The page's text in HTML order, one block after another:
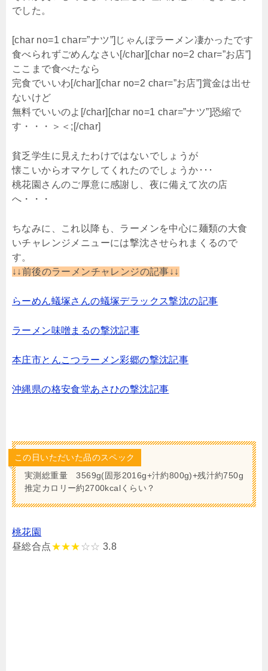
でした。
[char no=1 char=”ナツ”]じゃんぼラーメン凄かったです
食べられずごめんなさい[/char][char no=2 char=”お店”]
ここまで食べたなら
完食でいいわ[/char][char no=2 char=”お店”]賞金は出せ
ないけど
無料でいいのよ[/char][char no=1 char=”ナツ”]恐縮で
す・・・＞＜;[/char]
貧乏学生に見えたわけではないでしょうが
懐こいからオマケしてくれたのでしょうか･･･
桃花園さんのご厚意に感謝し、夜に備えて次の店
へ・・・
ちなみに、これ以降も、ラーメンを中心に麺類の大食
いチャレンジメニューには撃沈させられまくるので
す。
↓↓前後のラーメンチャレンジの記事↓↓
らーめん蟻塚さんの蟻塚デラックス撃沈の記事
ラーメン味噌まるの撃沈記事
本庄市とんこつラーメン彩郷の撃沈記事
沖縄県の格安食堂あさひの撃沈記事
この日いただいた品のスペック
実測総重量 3569g(固形2016g+汁約800g)+残汁約750g
推定カロリー約2700kcalくらい？
桃花園
昼総合点★★★ ☆☆ 3.8